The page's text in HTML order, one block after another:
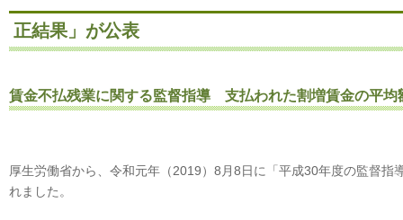
正結果」が公表
賃金不払残業に関する監督指導 支払われた割増賃金の平均
厚生労働省から、令和元年（2019）8月8日に「平成30年度の監督指
れました。